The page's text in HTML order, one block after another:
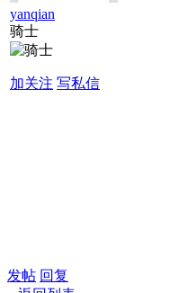
yanqian
骑士
加关注 写私信
发帖 回复